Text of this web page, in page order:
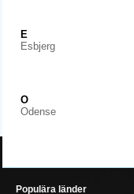
E
Esbjerg
O
Odense
Populära länder